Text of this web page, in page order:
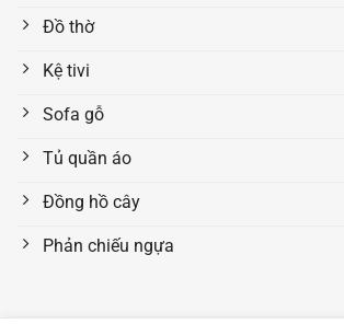
Đồ thờ
Kệ tivi
Sofa gỗ
Tủ quần áo
Đồng hồ cây
Phản chiếu ngựa